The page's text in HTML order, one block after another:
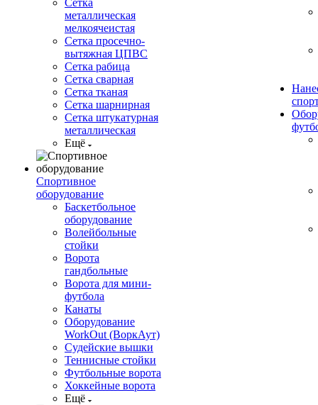
Сетка
металлическая
мелкоячеистая
Сетка просечно-
вытяжная ЦПВС
Сетка рабица
Сетка сварная
Сетка тканая
Сетка шарнирная
Сетка штукатурная
металлическая
Ещё
Спортивное
оборудование
Баскетбольное
оборудование
Волейбольные
стойки
Ворота
гандбольные
Ворота для мини-
футбола
Канаты
Оборудование
WorkOut (ВоркАут)
Судейские вышки
Теннисные стойки
Футбольные ворота
Хоккейные ворота
Ещё